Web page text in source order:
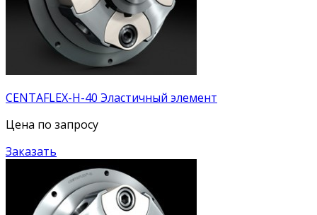
CENTAFLEX-H-40 Эластичный элемент
Цена по запросу
Заказать